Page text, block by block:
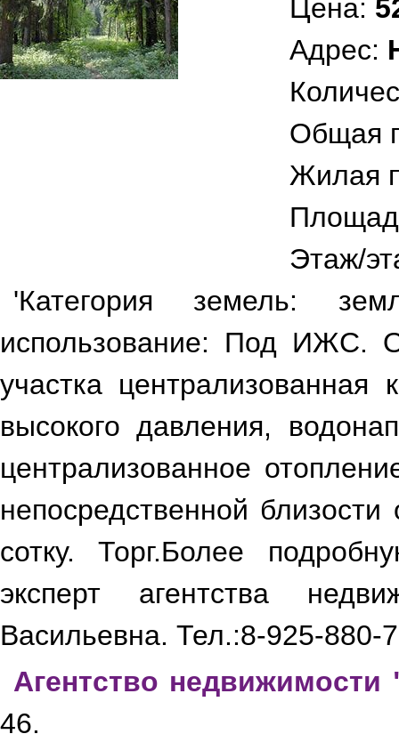
Цена:
Адрес:
Общая
Жилая
Этаж/
'Категория земель:
использование: Под ИЖС.
участка централизованная
высокого давления,
централизованное
непосредственной
сотку. Торг.Более
эксперт агентства
Васильевна. Тел.:8-925-880-
Агентство
46.